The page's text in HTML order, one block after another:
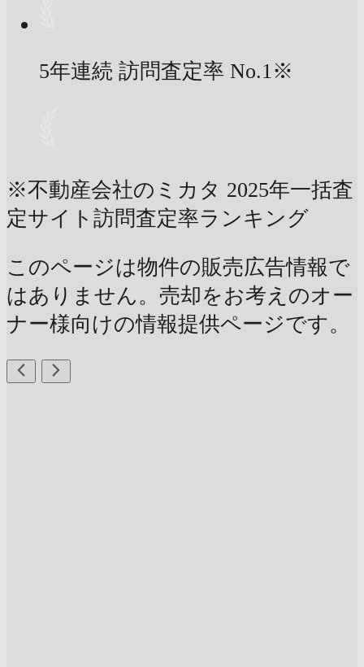
5年連続 訪問査定率 No.1※
※不動産会社のミカタ 2025年一括査
定サイト訪問査定率ランキング
このページは物件の販売広告情報で
はありません。売却をお考えのオー
ナー様向けの情報提供ページです。